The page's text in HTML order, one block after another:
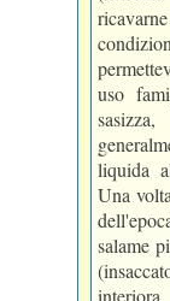
uso
liquida
Una
salame